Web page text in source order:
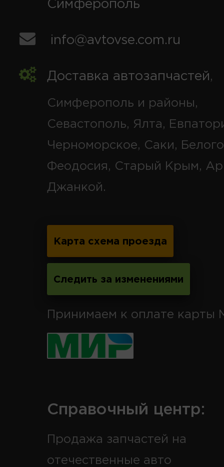
Симферополь
info@avtovse.com.ru
Доставка автозапчастей,
Симферополь и районы,
Севастополь, Ялта,
Черноморское, Саки,
Феодосия, Старый Крым,
Джанкой.
Карта схема проезда
Следить за изменениями
Принимаем к оплате карты
Справочный центр:
Продажа запчастей на
отечественные авто